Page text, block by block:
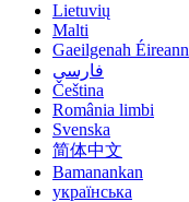
Lietuvių
Malti
Gaeilgenah Éireann
فارسی
Čeština
România limbi
Svenska
简体中文
Bamanankan
українська